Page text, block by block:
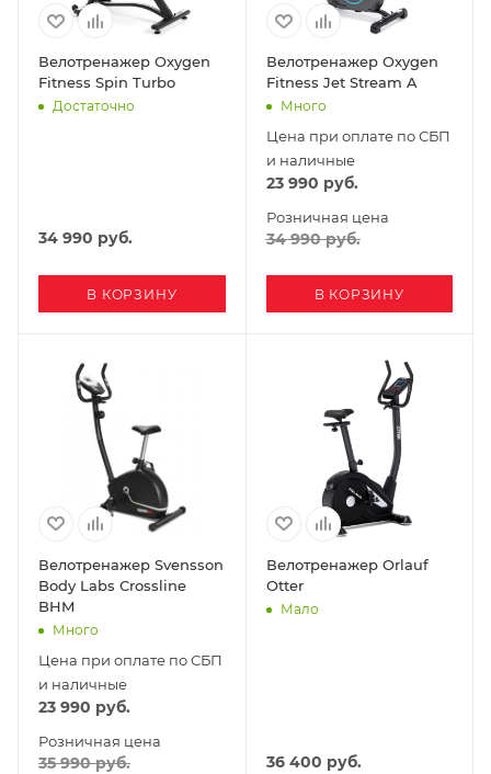
Велотренажер Oxygen
Fitness Spin Turbo
Достаточно
34 990 руб.
В КОРЗИНУ
Велотренажер Oxygen
Fitness Jet Stream A
Много
Цена при оплате по СБП
и наличные
23 990 руб.
Розничная цена
34 990руб.
В КОРЗИНУ
Велотренажер Svensson
Body Labs Crossline
BHM
Много
Цена при оплате по СБП
и наличные
23 990 руб.
Розничная цена
35 990руб.
Велотренажер Orlauf
Otter
Мало
36 400 руб.